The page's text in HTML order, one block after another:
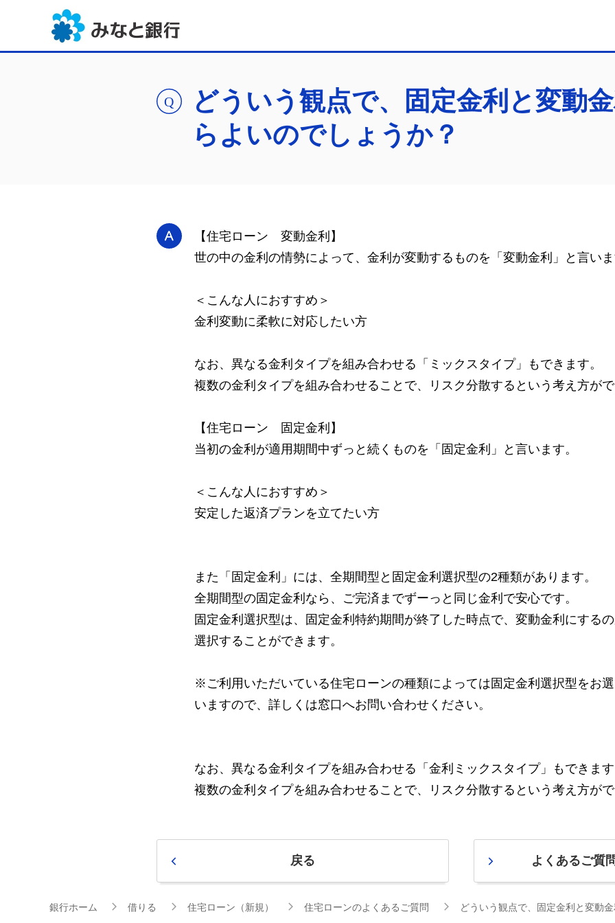
どういう観点で、固定金利と変動
らよいのでしょうか？
【住宅ローン 変動金利】
世の中の金利の情勢によって、金利が変動するものを「変動金利」と言い
＜こんな人におすすめ＞
金利変動に柔軟に対応したい方
なお、異なる金利タイプを組み合わせる「ミックスタイプ」もできます。
複数の金利タイプを組み合わせることで、リスク分散するという考え方が
【住宅ローン 固定金利】
当初の金利が適用期間中ずっと続くものを「固定金利」と言います。
＜こんな人におすすめ＞
安定した返済プランを立てたい方
また「固定金利」には、全期間型と固定金利選択型の2種類があります。
全期間型の固定金利なら、ご完済までずーっと同じ金利で安心です。
固定金利選択型は、固定金利特約期間が終了した時点で、変動金利にする
選択することができます。
※ご利用いただいている住宅ローンの種類によっては固定金利選択型をお
いますので、詳しくは窓口へお問い合わせください。
なお、異なる金利タイプを組み合わせる「金利ミックスタイプ」もできま
複数の金利タイプを組み合わせることで、リスク分散するという考え方が
戻る よくあるご質
銀行ホーム 借りる 住宅ローン（新規） 住宅ローンのよくあるご質問 どういう観点で、固定金利と変動